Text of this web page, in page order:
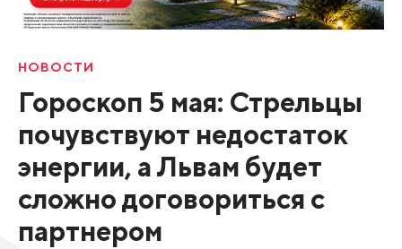
НОВОСТИ
Гороскоп 5 мая: Стрельцы
почувствуют недостаток
энергии, а Львам будет
сложно договориться с
партнером